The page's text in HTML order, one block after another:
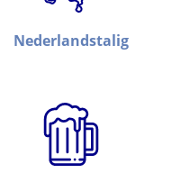
Nederlandstalig